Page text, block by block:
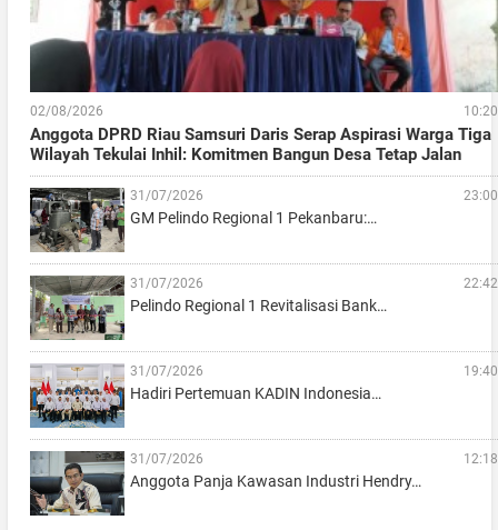
02/08/2026 10:20
Anggota DPRD Riau Samsuri Daris Serap Aspirasi Warga Tiga
Wilayah Tekulai Inhil: Komitmen Bangun Desa Tetap Jalan
31/07/2026 23:00
GM Pelindo Regional 1 Pekanbaru:…
31/07/2026 22:42
Pelindo Regional 1 Revitalisasi Bank…
31/07/2026 19:40
Hadiri Pertemuan KADIN Indonesia…
31/07/2026 12:18
Anggota Panja Kawasan Industri Hendry…